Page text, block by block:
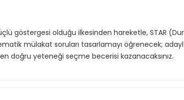
göstergesi olduğu ilkesinden hareketle, STAR
mülakat soruları tasarlamayı öğrenecek;
doğru yeteneği seçme becerisi kazanacaksınız.